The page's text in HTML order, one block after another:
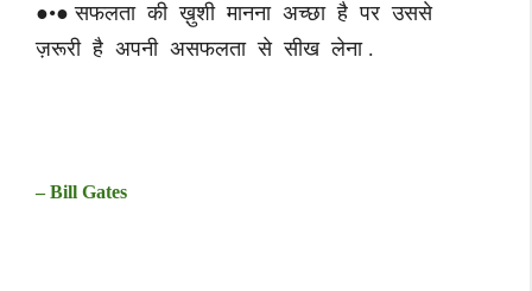
●•● सफलता की ख़ुशी मानना अच्छा है पर उससे
ज़रूरी है अपनी असफलता से सीख लेना .
– Bill Gates